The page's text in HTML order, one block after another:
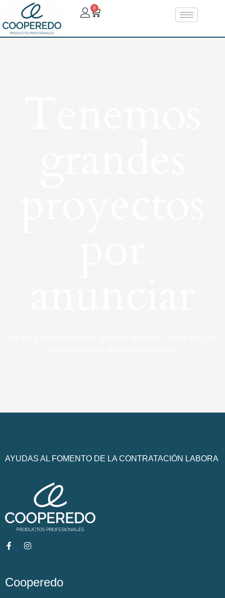
0
AYUDAS AL FOMENTO DE LA CONTRATACIÓN LABORA
Cooperedo